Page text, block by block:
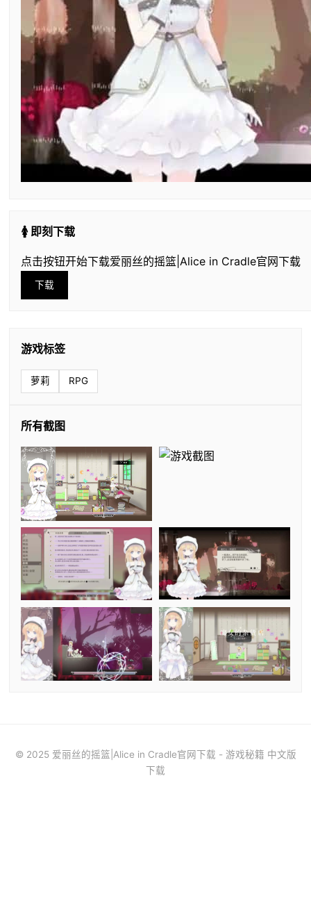
🚺 即刻下载
点击按钮开始下载爱丽丝的摇篮|Alice in Cradle官网下载
下载
游戏标签
萝莉 RPG
所有截图
© 2025 爱丽丝的摇篮|Alice in Cradle官网下载 - 游戏秘籍 中文版
下载